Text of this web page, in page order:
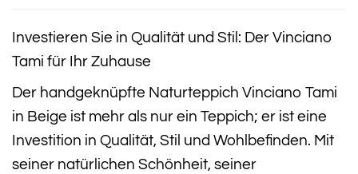
Investieren Sie in Qualität und Stil: Der Vinciano
Tami für Ihr Zuhause
Der handgeknüpfte Naturteppich Vinciano Tami
in Beige ist mehr als nur ein Teppich; er ist eine
Investition in Qualität, Stil und Wohlbefinden. Mit
seiner natürlichen Schönheit, seiner